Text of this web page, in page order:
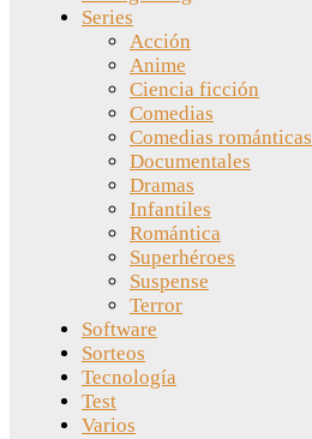
Series
Acción
Anime
Ciencia ficción
Comedias
Comedias románticas
Documentales
Dramas
Infantiles
Romántica
Superhéroes
Suspense
Terror
Software
Sorteos
Tecnología
Test
Varios